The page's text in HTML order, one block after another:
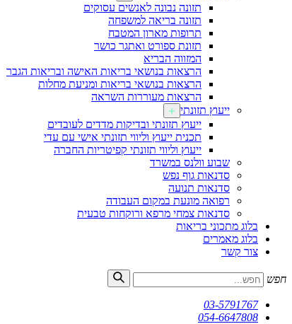
תזונה נבונה לאנשים עסוקים
תזונה בריאה למשפחה
תרופות מארון המטבח
תזונת ספורט ואתגר כושר
המזווה הבריא
הרצאות בנושאי בריאות האישה ובריאות הגבר
הרצאות בנושאי בריאות ומניעת מחלות
הרצאות מעוררות השראה
ייעוץ תזונתי
ייעוץ תזונתי ובדיקות מדדים לעובדים
תכנית ייעוץ וליווי תזונתי אישי עם עדי
ייעוץ וליווי תזונתי קפיטריות החברה
שבוע וולנס במשרד
סדנאות גוף נפש
סדנאות תנועה
רפואה מונעת במקום העבודה
סדנאות צמחי מרפא ורוקחות טבעית
בלוג מתכוני בריאות
בלוג מאמרים
צור קשר
חפש
03-5791767
054-6647808